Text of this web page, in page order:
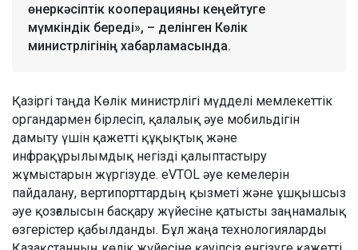
өнеркәсіптік кооперацияны кеңейтуге
мүмкіндік береді», – делінген Көлік
министрлігінің хабарламасында.
Қазіргі таңда Көлік министрлігі мүдделі мемлекеттік
органдармен бірлесіп, қалалық әуе мобильдігін
дамыту үшін қажетті құқықтық және
инфрақұрылымдық негізді қалыптастыру
жұмыстарын жүргізуде. eVTOL әуе кемелерін
пайдалану, вертипорттардың қызметі және ұшқышсыз
әуе қозғалысын басқару жүйесіне қатысты заңнамалық
өзгерістер қабылданды. Бұл жаңа технологияларды